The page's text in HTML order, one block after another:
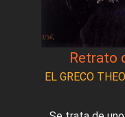
Retrato
EL GRECO